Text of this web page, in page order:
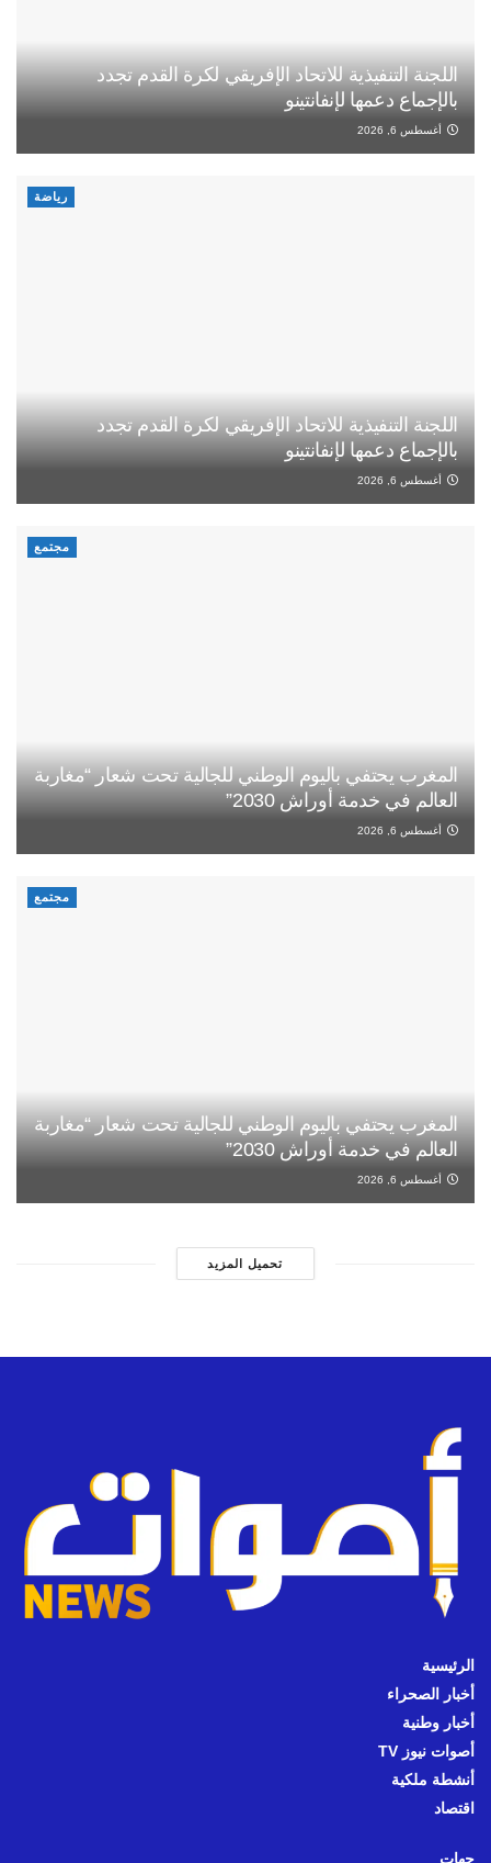
اللجنة التنفيذية للاتحاد الإفريقي لكرة القدم تجدد
بالإجماع دعمها لإنفانتينو
أغسطس 6, 2026
رياضة
اللجنة التنفيذية للاتحاد الإفريقي لكرة القدم تجدد
بالإجماع دعمها لإنفانتينو
أغسطس 6, 2026
مجتمع
المغرب يحتفي باليوم الوطني للجالية تحت شعار “مغاربة
العالم في خدمة أوراش 2030”
أغسطس 6, 2026
مجتمع
المغرب يحتفي باليوم الوطني للجالية تحت شعار “مغاربة
العالم في خدمة أوراش 2030”
أغسطس 6, 2026
تحميل المزيد
الرئيسية
أخبار الصحراء
أخبار وطنية
أصوات نيوز TV
أنشطة ملكية
اقتصاد
جهات